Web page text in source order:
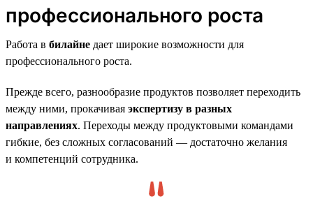
профессионального роста
Работа в билайне дает широкие возможности для
профессионального роста.
Прежде всего, разнообразие продуктов позволяет переходить
между ними, прокачивая экспертизу в разных
направлениях. Переходы между продуктовыми командами
гибкие, без сложных согласований — достаточно желания
и компетенций сотрудника.